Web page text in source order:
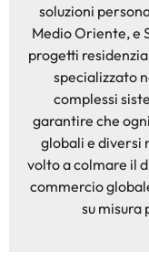
soluzioni
Medio Oriente, e
progetti
specializzato
complessi
garantire che
globali e diversi
volto a colmare il
commercio
su misura